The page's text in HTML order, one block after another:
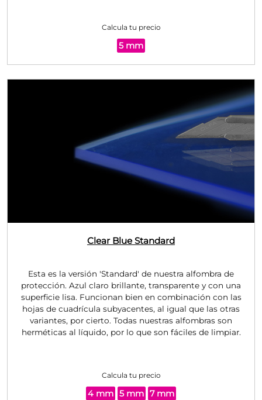
Calcula tu precio
5 mm
Clear Blue Standard
Esta es la versión 'Standard' de nuestra alfombra de
protección. Azul claro brillante, transparente y con una
superficie lisa. Funcionan bien en combinación con las
hojas de cuadrícula subyacentes, al igual que las otras
variantes, por cierto. Todas nuestras alfombras son
herméticas al líquido, por lo que son fáciles de limpiar.
Calcula tu precio
4 mm 5 mm 7 mm